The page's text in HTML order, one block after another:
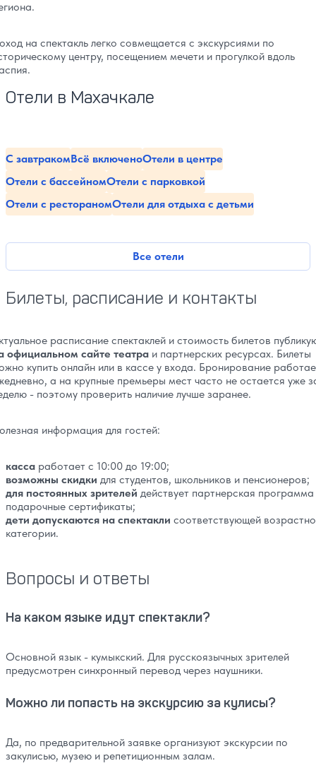
на спектакль легко совмещается с экскурсиями по
центру, посещением мечети и прогулкой вдоль
Отели в Махачкале
Все отели
С завтракомВсё включеноОтели в центре
Отели с бассейномОтели с парковкой
Отели с рестораномОтели для отдыха с детьми
Билеты, расписание и контакты
расписание спектаклей и стоимость билетов
официальном сайте театра и партнерских ресурсах. Билеты
купить онлайн или в кассе у входа. Бронирование
а на крупные премьеры мест часто не остается уже
- поэтому проверить наличие лучше заранее.
информация для гостей:
касса работает с 10:00 до 19:00;
возможны скидки для студентов, школьников и пенсионеров;
для постоянных зрителей действует партнерская программа
подарочные сертификаты;
дети допускаются на спектакли соответствующей
категории.
Вопросы и ответы
На каком языке идут спектакли?
Основной язык - кумыкский. Для русскоязычных зрителей
предусмотрен синхронный перевод через наушники.
Можно ли попасть на экскурсию за кулисы?
Да, по предварительной заявке организуют экскурсии по
закулисью, музею и репетиционным залам.